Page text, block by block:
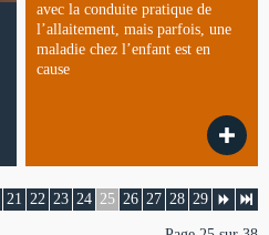
avec la conduite pratique de
l’allaitement, mais parfois, une
maladie chez l’enfant est en
cause
21 22 23 24 25 26 27 28 29